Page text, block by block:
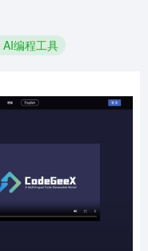
AI编程工具